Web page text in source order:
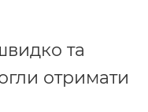
та
отримати